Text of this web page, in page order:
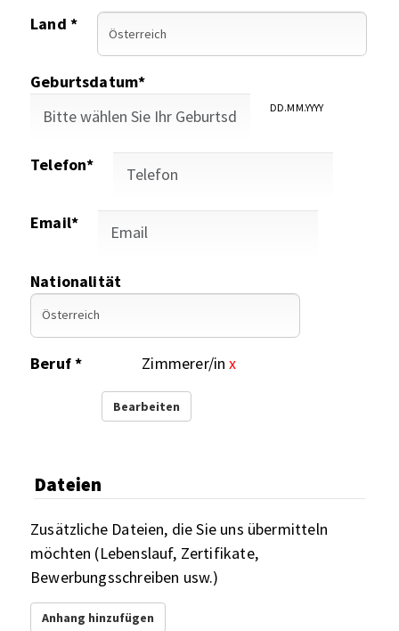
Land *
Geburtsdatum*
DD.MM.YYYY
Telefon*
Email*
Nationalität
Beruf * Zimmerer/in x
Bearbeiten
Dateien
Zusätzliche Dateien, die Sie uns übermitteln
möchten (Lebenslauf, Zertifikate,
Bewerbungsschreiben usw.)
Anhang hinzufügen